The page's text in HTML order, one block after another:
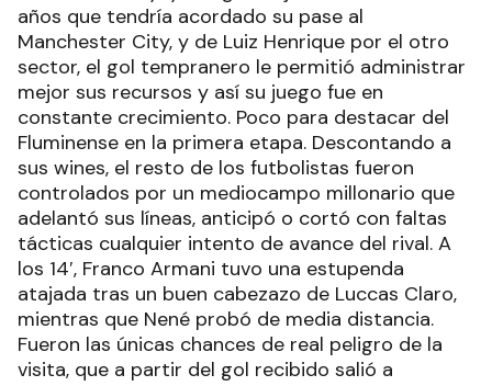
años que tendría acordado su pase al
Manchester City, y de Luiz Henrique por el otro
sector, el gol tempranero le permitió administrar
mejor sus recursos y así su juego fue en
constante crecimiento. Poco para destacar del
Fluminense en la primera etapa. Descontando a
sus wines, el resto de los futbolistas fueron
controlados por un mediocampo millonario que
adelantó sus líneas, anticipó o cortó con faltas
tácticas cualquier intento de avance del rival. A
los 14′, Franco Armani tuvo una estupenda
atajada tras un buen cabezazo de Luccas Claro,
mientras que Nené probó de media distancia.
Fueron las únicas chances de real peligro de la
visita, que a partir del gol recibido salió a